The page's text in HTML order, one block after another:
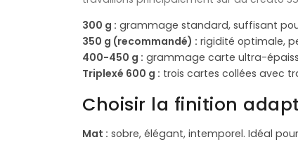
300 g : grammage standard, suffisant
350 g (recommandé) : rigidité optimale,
400-450 g : grammage carte ultra-
Triplexé 600 g : trois cartes collées avec
Choisir la finition
Mat : sobre, élégant, intemporel. Idéal